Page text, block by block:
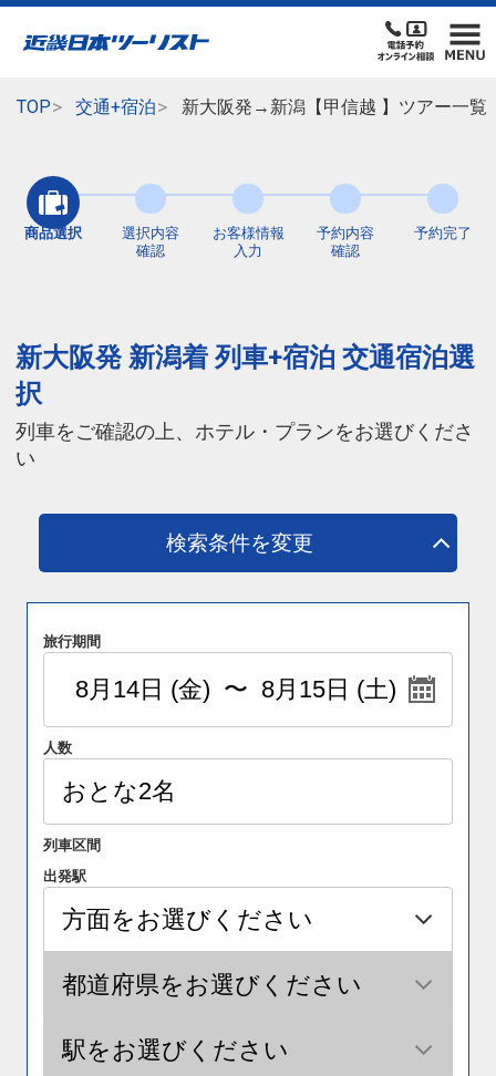
TOP 交通+宿泊 新大阪発→新潟【甲信越 】ツアー一覧
商品選択
選択内容
確認
お客様情報
入力
予約内容
確認
予約完了
新大阪発 新潟着 列車+宿泊 交通宿泊選
択
列車をご確認の上、ホテル・プランをお選びくださ
い
検索条件を変更
旅行期間
人数
列車区間
出発駅